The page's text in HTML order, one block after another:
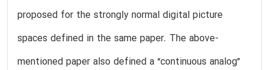
proposed for the strongly normal digital picture
spaces defined in the same paper. The above-
mentioned paper also defined a “continuous analog”